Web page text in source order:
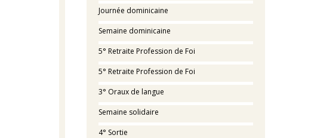
Journée dominicaine
Semaine dominicaine
5° Retraite Profession de Foi
5° Retraite Profession de Foi
3° Oraux de langue
Semaine solidaire
4° Sortie